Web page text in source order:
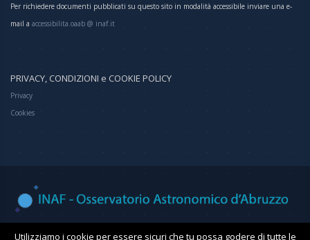
Per richiedere documenti pubblicati su questo sito in modalità accessibile inviare una e-
mail a accessibilita.oaab @ inaf.it
PRIVACY, CONDIZIONI e COOKIE POLICY
Privacy
Cookies
Utilizziamo i cookie per essere sicuri che tu possa godere di tutte le